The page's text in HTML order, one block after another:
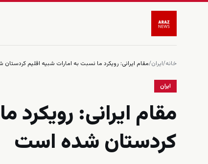
خانه/ایران/مقام ایرانی: رویکرد ما نسبت به امارات شبیه اقلیم
ایران
مقام ایرانی: رویکرد
کردستان شده است